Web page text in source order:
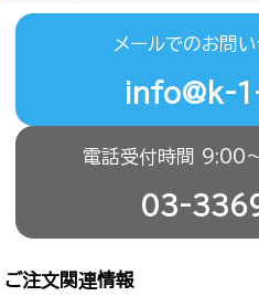
メールでのお問
info@k-
電話受付時間 9:00
03-
ご注文関連情報